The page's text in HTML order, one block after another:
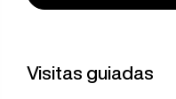
Visitas guiadas